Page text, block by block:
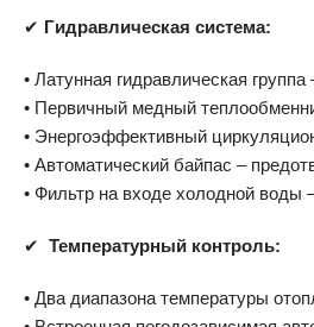
✔ Гидравлическая система:
• Латунная гидравлическая
• Первичный медный
• Энергоэффективный
• Автоматический байпас –
• Фильтр на входе холодной воды
✔ Температурный контроль:
• Два диапазона температуры